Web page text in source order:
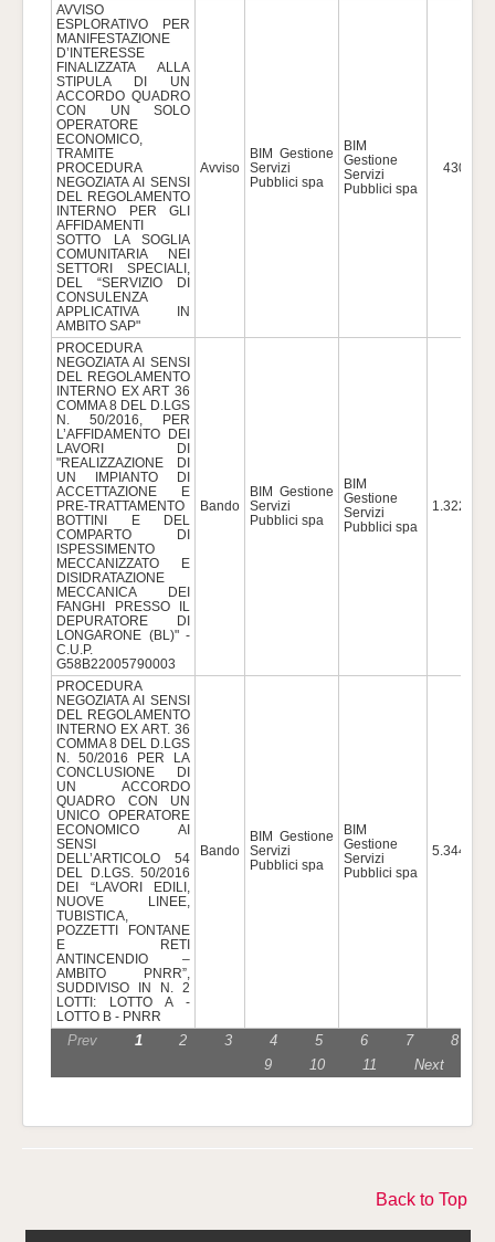
AVVISO
ESPLORATIVO PER
MANIFESTAZIONE
D’INTERESSE
FINALIZZATA ALLA
STIPULA DI UN
ACCORDO QUADRO
CON UN SOLO
OPERATORE
ECONOMICO,
TRAMITE
PROCEDURA
NEGOZIATA AI SENSI
DEL REGOLAMENTO
INTERNO PER GLI
AFFIDAMENTI
SOTTO LA SOGLIA
COMUNITARIA NEI
SETTORI SPECIALI,
DEL “SERVIZIO DI
CONSULENZA
APPLICATIVA IN
AMBITO SAP"
Avviso
BIM Gestione
Servizi
Pubblici spa
BIM
Gestione
Servizi
Pubblici spa
PROCEDURA
NEGOZIATA AI SENSI
DEL REGOLAMENTO
INTERNO EX ART 36
COMMA 8 DEL D.LGS
N. 50/2016, PER
L’AFFIDAMENTO DEI
LAVORI DI
"REALIZZAZIONE DI
UN IMPIANTO DI
ACCETTAZIONE E
PRE-TRATTAMENTO
BOTTINI E DEL
COMPARTO DI
ISPESSIMENTO
MECCANIZZATO E
DISIDRATAZIONE
MECCANICA DEI
FANGHI PRESSO IL
DEPURATORE DI
LONGARONE (BL)" -
C.U.P.
G58B22005790003
Bando
BIM Gestione
Servizi
Pubblici spa
BIM
Gestione
Servizi
Pubblici spa
PROCEDURA
NEGOZIATA AI SENSI
DEL REGOLAMENTO
INTERNO EX ART. 36
COMMA 8 DEL D.LGS
N. 50/2016 PER LA
CONCLUSIONE DI
UN ACCORDO
QUADRO CON UN
UNICO OPERATORE
ECONOMICO AI
SENSI
DELL’ARTICOLO 54
DEL D.LGS. 50/2016
DEI “LAVORI EDILI,
NUOVE LINEE,
TUBISTICA,
POZZETTI FONTANE
E RETI
ANTINCENDIO –
AMBITO PNRR”,
SUDDIVISO IN N. 2
LOTTI: LOTTO A -
LOTTO B - PNRR
Bando
BIM Gestione
Servizi
Pubblici spa
BIM
Gestione
Servizi
Pubblici spa
Prev 1 2 3 4 5 6 7
8
9
10 11 Next
Back to Top